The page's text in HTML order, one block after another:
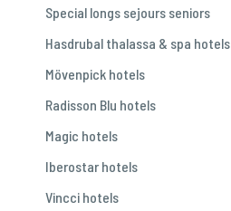
Special longs sejours seniors
Hasdrubal thalassa & spa hotels
Mövenpick hotels
Radisson Blu hotels
Magic hotels
Iberostar hotels
Vincci hotels